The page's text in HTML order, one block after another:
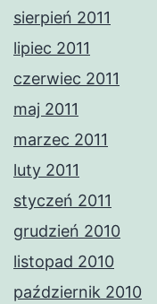
sierpień 2011
lipiec 2011
czerwiec 2011
maj 2011
marzec 2011
luty 2011
styczeń 2011
grudzień 2010
listopad 2010
październik 2010